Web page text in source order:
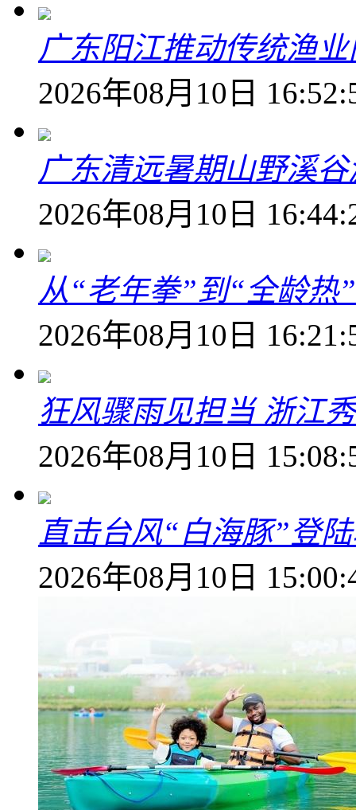
广东阳江推动传统渔
2026年08月10日
广东清远暑期山野溪
2026年08月10日
从“老年拳”到“全龄热
2026年08月10日
狂风骤雨见担当 浙江
2026年08月10日
直击台风“白海豚”登
2026年08月10日